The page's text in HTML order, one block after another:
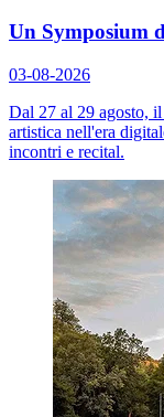
Un Symposium
03-08-2026
Dal 27 al 29 agosto,
artistica nell'era
incontri e recital.